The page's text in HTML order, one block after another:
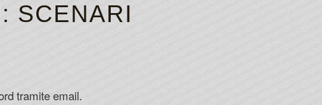
SCENARI
tramite email.